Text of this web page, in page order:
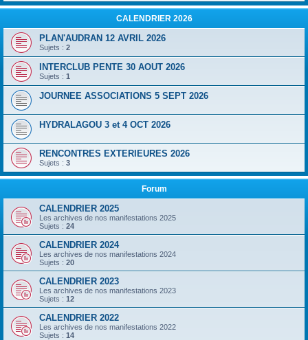
CALENDRIER 2026
PLAN'AUDRAN 12 AVRIL 2026
Sujets : 2
INTERCLUB PENTE 30 AOUT 2026
Sujets : 1
JOURNEE ASSOCIATIONS 5 SEPT 2026
HYDRALAGOU 3 et 4 OCT 2026
RENCONTRES EXTERIEURES 2026
Sujets : 3
Forum
CALENDRIER 2025
Les archives de nos manifestations 2025
Sujets : 24
CALENDRIER 2024
Les archives de nos manifestations 2024
Sujets : 20
CALENDRIER 2023
Les archives de nos manifestations 2023
Sujets : 12
CALENDRIER 2022
Les archives de nos manifestations 2022
Sujets : 14